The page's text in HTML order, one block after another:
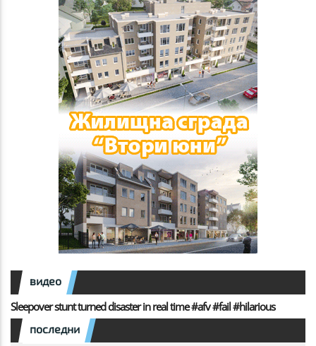
видео
Sleepover stunt turned disaster in real time #afv #fail #hilarious
последни